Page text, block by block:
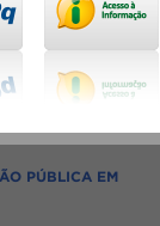
PÚBLICA EM